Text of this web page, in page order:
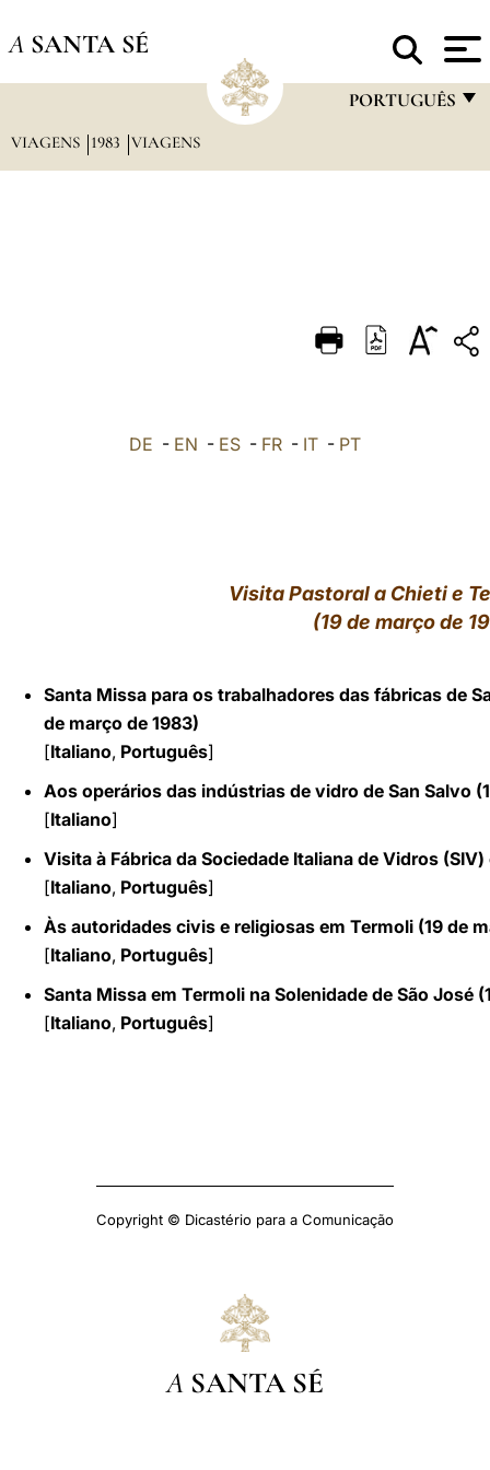
A SANTA SÉ
PORTUGUÊS
DEUTSCH
العربيّة
VIAGENS 1983 VIAGENS
DE - EN - ES - FR - IT - PT
Visita Pastoral a Chieti e
(19 de março de
Santa Missa para os trabalhadores das fábricas de
de março de 1983)
[Italiano, Português]
Aos operários das indústrias de vidro de San Salvo
[Italiano]
Visita à Fábrica da Sociedade Italiana de Vidros
[Italiano, Português]
Às autoridades civis e religiosas em Termoli (19 de
[Italiano, Português]
Santa Missa em Termoli na Solenidade de São José
[Italiano, Português]
Copyright © Dicastério para a Comunicação
A SANTA SÉ